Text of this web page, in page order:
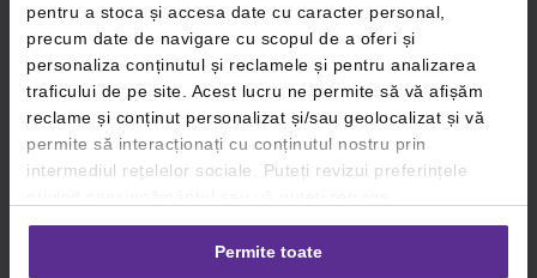
pentru a stoca și accesa date cu caracter personal,
precum date de navigare cu scopul de a oferi și
personaliza conținutul și reclamele și pentru analizarea
traficului de pe site. Acest lucru ne permite să vă afișăm
reclame și conținut personalizat și/sau geolocalizat și vă
permite să interacționați cu conținutul nostru prin
intermediul rețelelor sociale. Puteți revizui preferințele
consimțământul oricând, făcând click pe linkul către
setările dvs. de cookie-uri.Permite toate